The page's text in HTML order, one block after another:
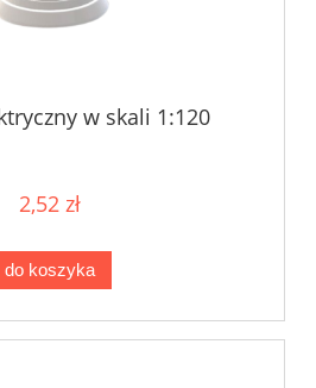
w skali 1:120
2,52 zł
do koszyka